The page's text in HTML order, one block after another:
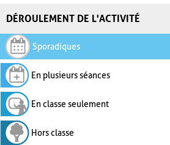
DÉROULEMENT DE L'ACTIVITÉ
Sporadiques
En plusieurs séances
En classe seulement
Hors classe